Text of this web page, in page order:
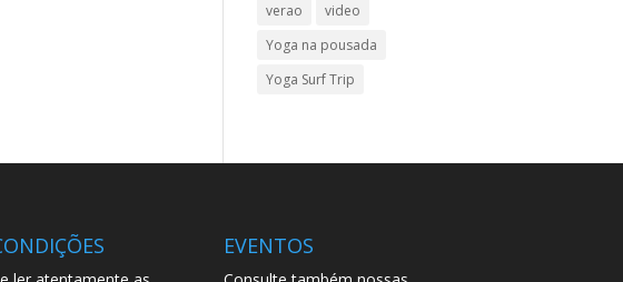
verao
video
Yoga na pousada
Yoga Surf Trip
EVENTOS